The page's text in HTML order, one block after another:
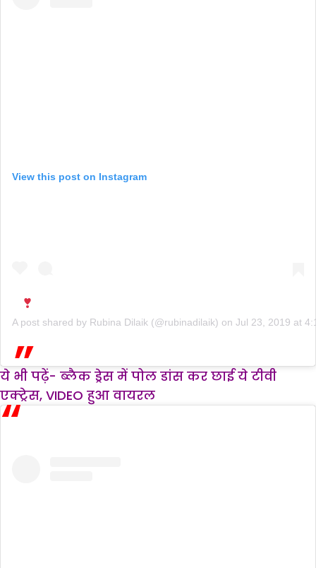
View this post on Instagram
A post shared by Rubina Dilaik (@rubinadilaik) on Jul 23, 2019 at
ये भी पढ़ें- ब्लैक ड्रेस में पोल डांस कर छाई ये टीवी
एक्ट्रेस, VIDEO हुआ वायरल